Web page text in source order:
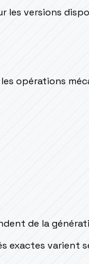
les versions
opérations
de la
exactes varient